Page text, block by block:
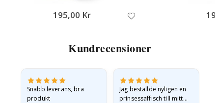
195,00 Kr
Kundrecensioner
Snabb leverans, bra
produkt
Jag beställde nyligen en
prinsessaffisch till mitt